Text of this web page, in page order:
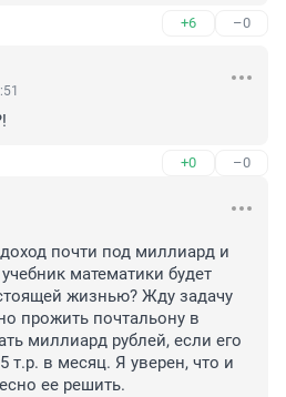
+6 –0
+0 –0
почти под миллиард и
математики будет
жизнью? Жду задачу
прожить почтальону в
миллиард рублей, если его
т.р. в месяц. Я уверен, что и
ее решить.